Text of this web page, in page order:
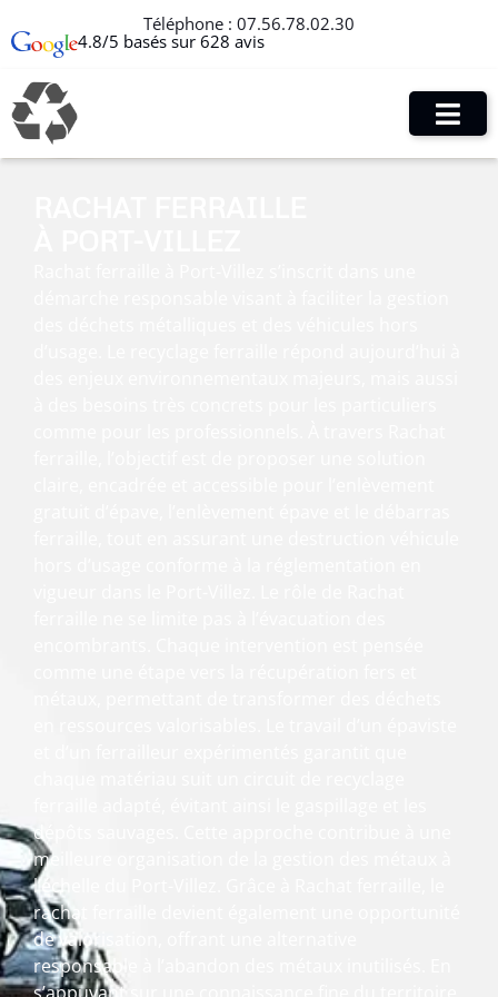
Téléphone : 07.56.78.02.30
4.8/5 basés sur 628 avis
dépôts sauvages. Cette approche contribue à une
meilleure organisation de la gestion des métaux à
l’échelle du Port-Villez. Grâce à Rachat ferraille, le
rachat ferraille devient également une opportunité
de valorisation, offrant une alternative
responsable à l’abandon des métaux inutilisés. En